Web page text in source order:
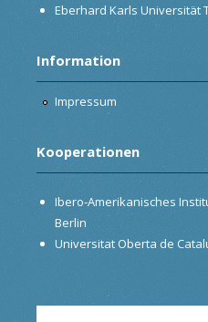
Eberhard Karls Universität
Information
Impressum
Kooperationen
Ibero-Amerikanisches
Berlin
Universitat Oberta de